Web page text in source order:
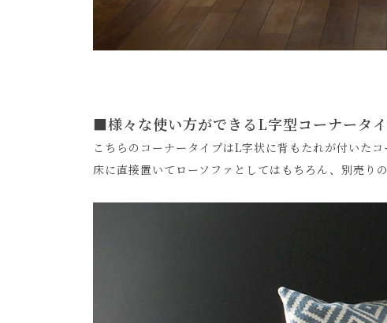
■様々な使い方ができるL字型コーナータ
こちらのコーナータイプはL字状に背もたれが付いたコ
床に直接置いてローソファとしてはもちろん、別売り